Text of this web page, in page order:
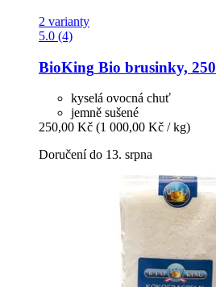
2 varianty
5.0 (4)
BioKing Bio brusinky,
kyselá ovocná chuť
jemně sušené
250,00 Kč (1 000,00 Kč / kg)
Doručení do 13. srpna